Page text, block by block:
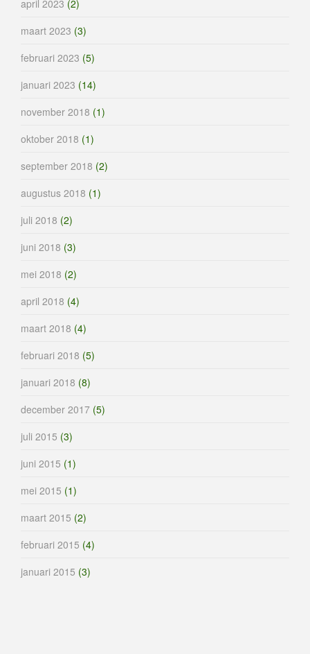
april 2023 (2)
maart 2023 (3)
februari 2023 (5)
januari 2023 (14)
november 2018 (1)
oktober 2018 (1)
september 2018 (2)
augustus 2018 (1)
juli 2018 (2)
juni 2018 (3)
mei 2018 (2)
april 2018 (4)
maart 2018 (4)
februari 2018 (5)
januari 2018 (8)
december 2017 (5)
juli 2015 (3)
juni 2015 (1)
mei 2015 (1)
maart 2015 (2)
februari 2015 (4)
januari 2015 (3)